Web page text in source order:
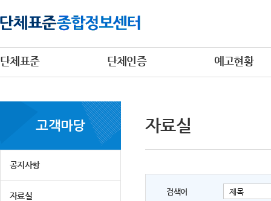
단체표준 단체인증 예고현황
고객마당
공지사항
자료실
자료실
검색어